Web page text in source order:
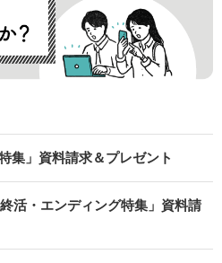
集」資料請求＆プレゼント
活・エンディング特集」資料請